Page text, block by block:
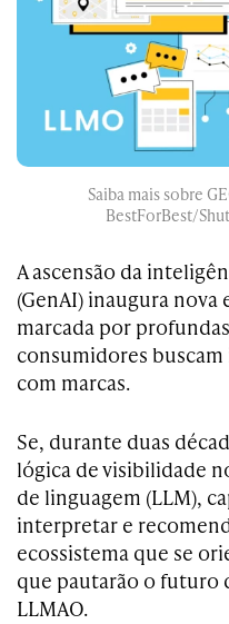
Saiba mais sobre
BestForBest/
A ascensão da
(GenAI) inaugura
marcada por
consumidores
com marcas.
Se, durante duas
lógica de visibilidade
de linguagem (LLM),
interpretar e
ecossistema que se
que pautarão o futuro
LLMAO.